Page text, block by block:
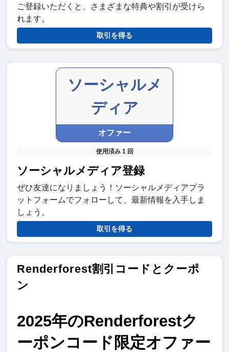
ご登録いただくと、さまざまな特典や割引が受けら
れます。
取引を得る
ソーシャルメ
ディア
オファー
使用済み 1 回
ソーシャルメディア登録
ぜひ友達になりましょう！ソーシャルメディアプラ
ットフォームでフォローして、最新情報を入手しま
しょう。
取引を得る
Renderforest割引コードとクーポ
ン
2025年のRenderforestク
ーポンコード限定オファー